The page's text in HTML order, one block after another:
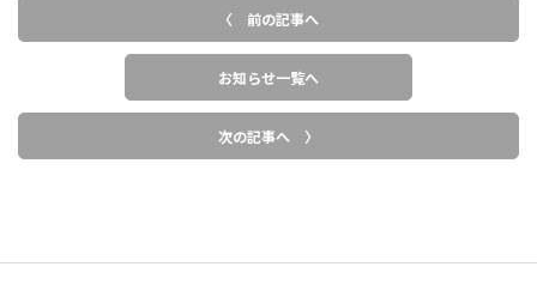
〈 前の記事へ
お知らせ一覧へ
次の記事へ 〉